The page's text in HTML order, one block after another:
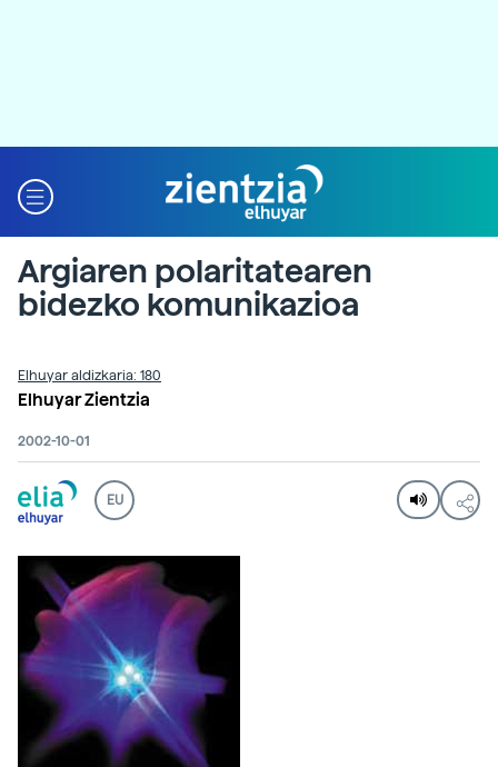
Argiaren polaritatearen
bidezko komunikazioa
Elhuyar aldizkaria: 180
Elhuyar Zientzia
2002-10-01
EU